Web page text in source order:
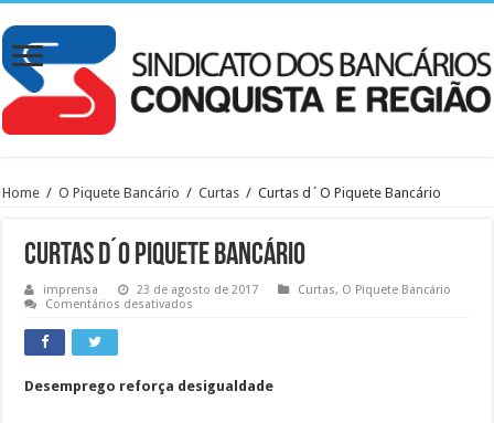
Home / O Piquete Bancário / Curtas / Curtas d´O Piquete Bancário
Curtas d´O Piquete Bancário
imprensa 23 de agosto de 2017 Curtas, O Piquete Bancário
Comentários desativados
Desemprego reforça desigualdade